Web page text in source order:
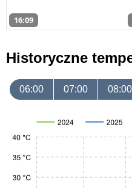
16:09
Historyczne
06:00 07:00 08:00